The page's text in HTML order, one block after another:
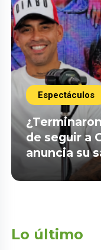
Espectáculos
de seguir a
anuncia su
Lo último